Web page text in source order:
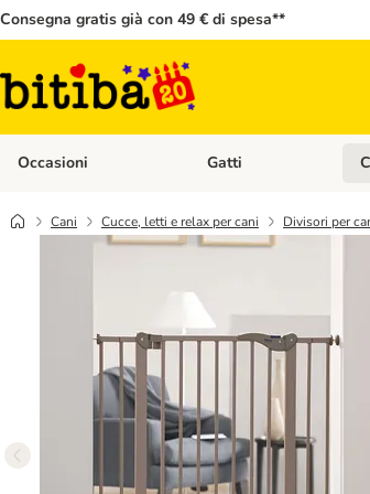
Consegna gratis già con 49 € di spesa**
Occasioni Apri Menù Categoria:
Gatti
Cani Cucce, letti e relax per cani Divisori per